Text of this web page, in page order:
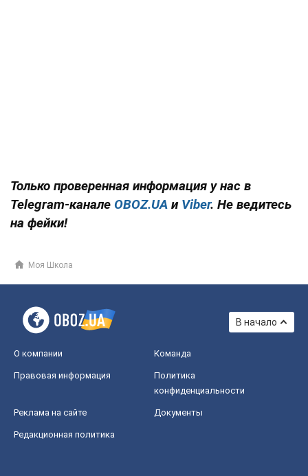
Только проверенная информация у нас в
Telegram-канале OBOZ.UA и Viber. Не ведитесь
на фейки!
Моя Школа
В начало
О компании Команда
Правовая информация
Политика
конфиденциальности
Реклама на сайте Документы
Редакционная политика